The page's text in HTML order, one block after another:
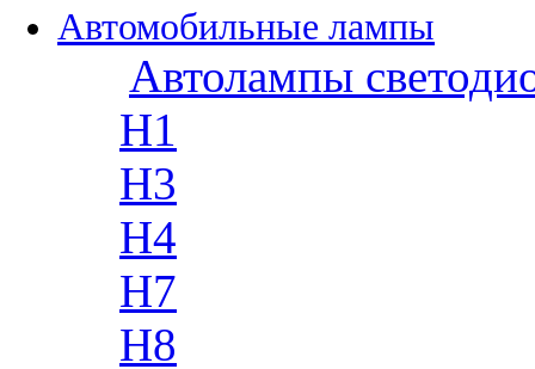
Автомобильные лампы
Автолампы
H1
H3
H4
H7
H8